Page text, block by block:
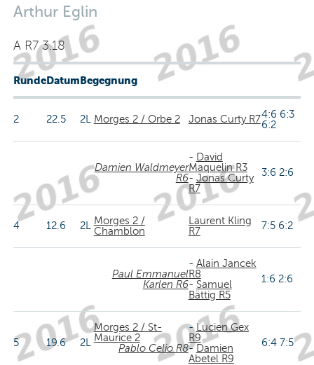
Arthur Eglin
A R7 3.18
RundeDatumBegegnung
2 22.5 2L Morges 2 / Orbe 2 Jonas Curty R74:6 6:3
6:2
Damien Waldmeyer
R6
- David
Maquelin R3
- Jonas Curty
R7
3:6 2:6
4 12.6 2LMorges 2 /
Chamblon
Laurent Kling
R7
7:5 6:2
Paul Emmanuel
Karlen R6
- Alain Jancek
R8
- Samuel
Bättig R5
1:6 2:6
5 19.6 2L
Morges 2 / St-
Maurice 2
Pablo Celio R8
- Lucien Gex
R9
- Damien
Abetel R9
6:4 7:5